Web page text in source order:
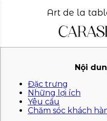
Art de la
Nội
Đặc trưng
Những lợi ích
Yêu cầu
Chăm sóc khách